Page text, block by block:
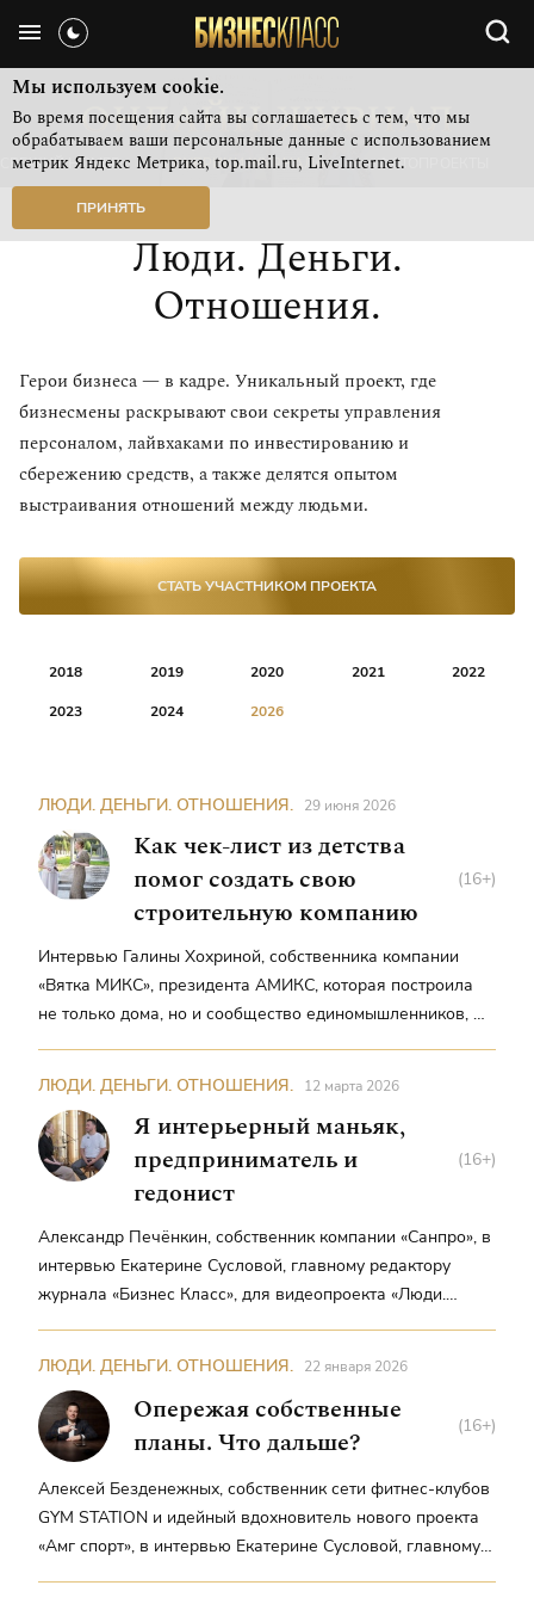
СВЕЖИЙ НОМЕР РУБРИКИ ЖУРНАЛА ФОТОПРОЕКТЫ
Мы используем cookie.
Во время посещения сайта вы соглашаетесь с тем, что мы
обрабатываем ваши персональные данные с использованием
метрик Яндекс Метрика, top.mail.ru, LiveInternet.
ПРИНЯТЬ
Люди. Деньги.
Отношения.
Герои бизнеса — в кадре. Уникальный проект, где
бизнесмены раскрывают свои секреты управления
персоналом, лайвхаками по инвестированию и
сбережению средств, а также делятся опытом
выстраивания отношений между людьми.
СТАТЬ УЧАСТНИКОМ ПРОЕКТА
2018 2019 2020 2021 2022
2023 2024 2026
ЛЮДИ. ДЕНЬГИ. ОТНОШЕНИЯ. 29 июня 2026
Как чек-лист из детства
помог создать свою
строительную компанию
(16+)
Интервью Галины Хохриной, собственника компании
«Вятка МИКС», президента АМИКС, которая построила
не только дома, но и сообщество единомышленников, —
Отношения»
ЛЮДИ. ДЕНЬГИ. ОТНОШЕНИЯ. 12 марта 2026
Я интерьерный маньяк,
предприниматель и
гедонист
(16+)
Александр Печёнкин, собственник компании «Санпро», в
интервью Екатерине Сусловой, главному редактору
журнала «Бизнес Класс», для видеопроекта «Люди.
ЛЮДИ. ДЕНЬГИ. ОТНОШЕНИЯ. 22 января 2026
Опережая собственные
планы. Что дальше?
(16+)
Алексей Безденежных, собственник сети фитнес-клубов
GYM STATION и идейный вдохновитель нового проекта
«Амг спорт», в интервью Екатерине Сусловой, главному